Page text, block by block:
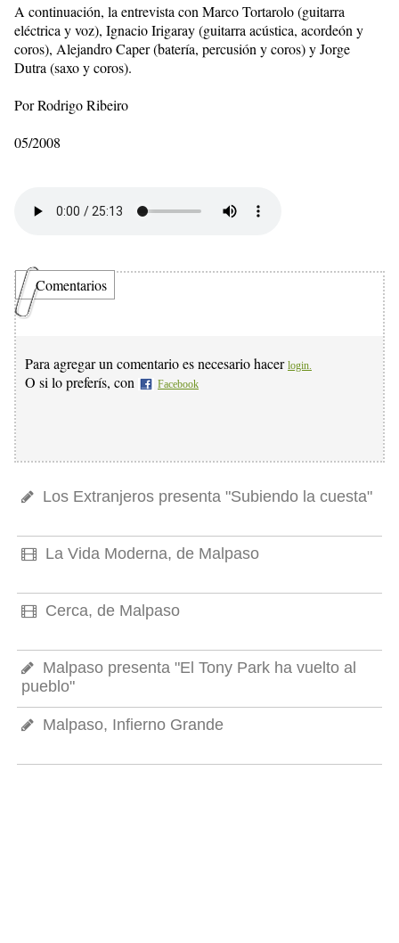
A continuación, la entrevista con Marco Tortarolo (guitarra
eléctrica y voz), Ignacio Irigaray (guitarra acústica, acordeón y
coros), Alejandro Caper (batería, percusión y coros) y Jorge
Dutra (saxo y coros).
Por Rodrigo Ribeiro
05/2008
Comentarios
Para agregar un comentario es necesario hacer login.
O si lo preferís, con Facebook
Los Extranjeros presenta "Subiendo la cuesta"
La Vida Moderna, de Malpaso
Cerca, de Malpaso
Malpaso presenta "El Tony Park ha vuelto al
pueblo"
Malpaso, Infierno Grande